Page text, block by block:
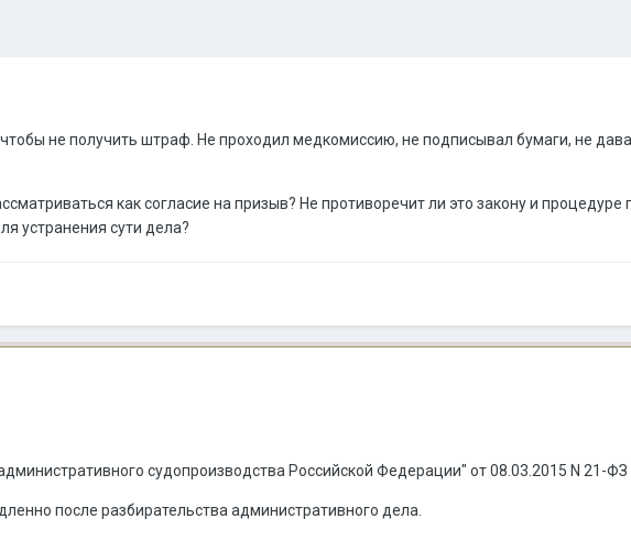
не получить штраф. Не проходил медкомиссию, не подписывал бумаги, не
как согласие на призыв? Не противоречит ли это закону и
устранения сути дела?
судопроизводства Российской Федерации" от 08.03.2015 N 21-ФЗ
после разбирательства административного дела.